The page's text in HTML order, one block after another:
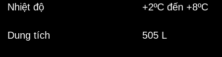
Nhiệt độ +2ºC đến +8ºC
Dung tích 505 L